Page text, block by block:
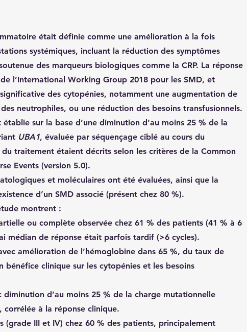
était définie comme une amélioration à la fois
systémiques, incluant la réduction des symptômes
des marqueurs biologiques comme la CRP. La réponse
l’International Working Group 2018 pour les SMD, et
des cytopénies, notamment une augmentation de
neutrophiles, ou une réduction des besoins transfusionnels.
établie sur la base d’une diminution d’au moins 25 % de la
UBA1, évaluée par séquençage ciblé au cours du
du traitement étaient décrits selon les critères de la Common
Events (version 5.0).
et moléculaires ont été évaluées, ainsi que la
d’un SMD associé (présent chez 80 %).
montrent :
ou complète observée chez 61 % des patients (41 % à 6
médian de réponse était parfois tardif (>6 cycles).
amélioration de l’hémoglobine dans 65 %, du taux de
bénéfice clinique sur les cytopénies et les besoins
diminution d’au moins 25 % de la charge mutationnelle
corrélée à la réponse clinique.
(grade III et IV) chez 60 % des patients, principalement